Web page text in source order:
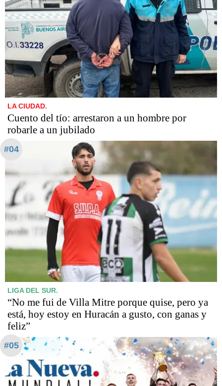
LA CIUDAD.
Cuento del tío: arrestaron a un hombre por
robarle a un jubilado
#04
LIGA DEL SUR.
“No me fui de Villa Mitre porque quise, pero ya
está, hoy estoy en Huracán a gusto, con ganas y
feliz”
#05